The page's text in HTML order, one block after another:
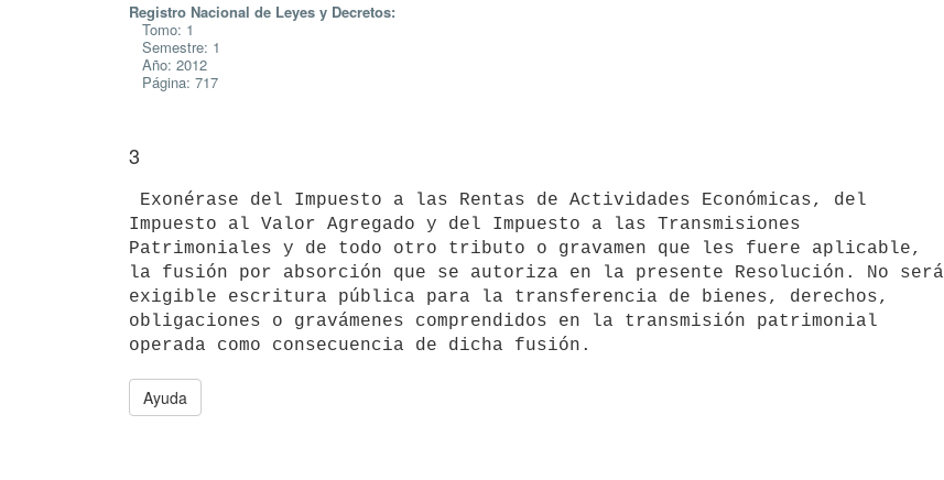
Registro Nacional de Leyes y Decretos:
Tomo: 1
Semestre: 1
Año: 2012
Página: 717
3
Impuesto al Valor Agregado y del Impuesto a las Transmisiones
Patrimoniales y de todo otro tributo o gravamen que les fuere aplicable,
la fusión por absorción que se autoriza en la presente Resolución. No será
exigible escritura pública para la transferencia de bienes, derechos,
obligaciones o gravámenes comprendidos en la transmisión patrimonial
Ayuda